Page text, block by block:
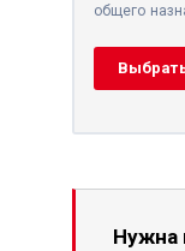
общего
Нужна